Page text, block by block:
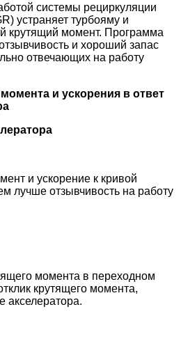
системы рециркуляции
устраняет турбояму и
крутящий момент. Программа
и хороший запас
отвечающих на работу
и ускорения в ответ
и ускорение к кривой
лучше отзывчивость на работу
момента в переходном
крутящего момента,
акселератора.